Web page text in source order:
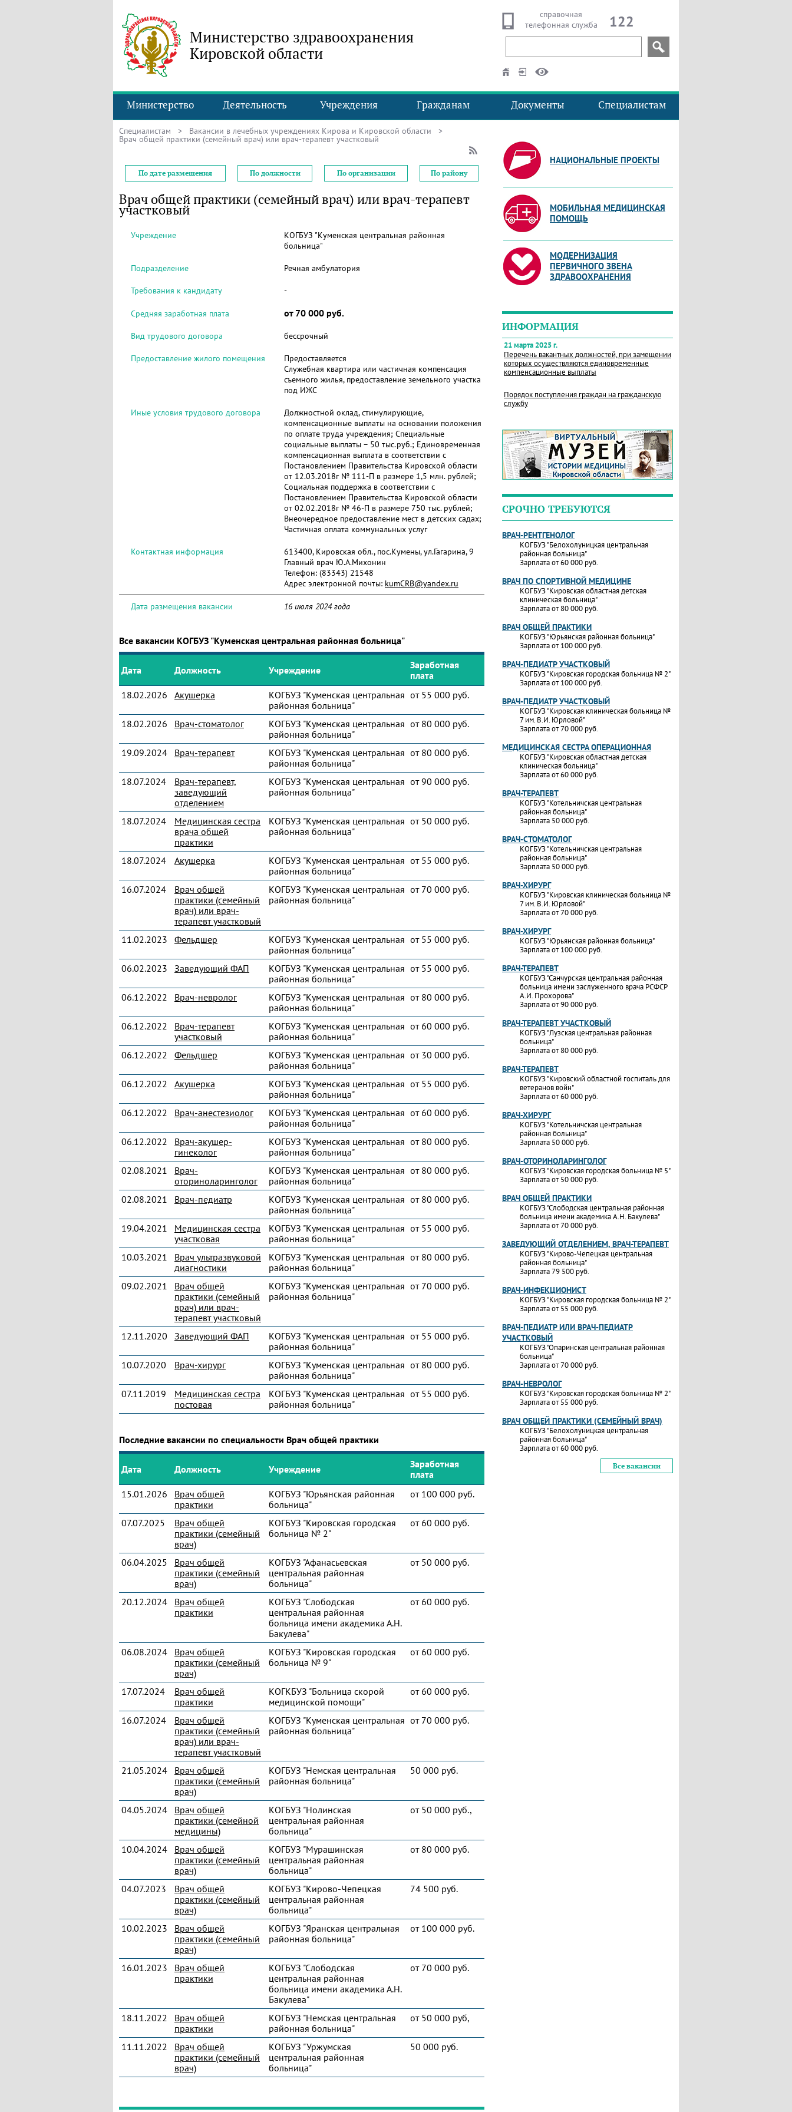
Министерство здравоохранения
Кировской области
справочная
телефонная служба
122
Министерство Деятельность Учреждения Гражданам Документы Специалистам
Специалистам > Вакансии в лечебных учреждениях Кирова и Кировской области >
Врач общей практики (семейный врач) или врач-терапевт участковый
По дате размещения По должности По организации По району
Врач общей практики (семейный врач) или врач-терапевт
участковый
Учреждение
КОГБУЗ "Куменская центральная районная
больница"
Подразделение Речная амбулатория
Требования к кандидату -
Средняя заработная плата от 70 000 руб.
Вид трудового договора бессрочный
Предоставление жилого помещения
Предоставляется
Служебная квартира или частичная компенсация
съемного жилья, предоставление земельного участка
под ИЖС
Иные условия трудового договора
Должностной оклад, стимулирующие,
компенсационные выплаты на основании положения
по оплате труда учреждения; Специальные
социальные выплаты – 50 тыс.руб.; Единовременная
компенсационная выплата в соответствии с
Постановлением Правительства Кировской области
от 12.03.2018г № 111-П в размере 1,5 млн. рублей;
Социальная поддержка в соответствии с
Постановлением Правительства Кировской области
от 02.02.2018г № 46-П в размере 750 тыс. рублей;
Внеочередное предоставление мест в детских садах;
Частичная оплата коммунальных услуг
Контактная информация
613400, Кировская обл., пос.Кумены, ул.Гагарина, 9
Главный врач Ю.А.Михонин
Телефон: (83343) 21548
Адрес электронной почты: kumCRB@yandex.ru
Дата размещения вакансии 16 июля 2024 года
Все вакансии КОГБУЗ "Куменская центральная районная больница"
Дата Должность Учреждение
Заработная
плата
18.02.2026
Акушерка
КОГБУЗ "Куменская центральная
районная больница"
от 55 000 руб.
18.02.2026 Врач-стоматолог
КОГБУЗ "Куменская центральная
районная больница"
от 80 000 руб.
19.09.2024 Врач-терапевт
КОГБУЗ "Куменская центральная
районная больница"
от 80 000 руб.
18.07.2024
Врач-терапевт,
заведующий
отделением
КОГБУЗ "Куменская центральная
районная больница"
от 90 000 руб.
18.07.2024
Медицинская сестра
врача общей
практики
КОГБУЗ "Куменская центральная
районная больница"
от 50 000 руб.
18.07.2024 Акушерка
КОГБУЗ "Куменская центральная
районная больница"
от 55 000 руб.
16.07.2024
Врач общей
практики (семейный
врач) или врач-
терапевт участковый
КОГБУЗ "Куменская центральная
районная больница"
от 70 000 руб.
11.02.2023 Фельдшер
КОГБУЗ "Куменская центральная
районная больница"
от 55 000 руб.
06.02.2023 Заведующий ФАП
КОГБУЗ "Куменская центральная
районная больница"
от 55 000 руб.
06.12.2022 Врач-невролог
КОГБУЗ "Куменская центральная
районная больница"
от 80 000 руб.
06.12.2022
Врач-терапевт
участковый
КОГБУЗ "Куменская центральная
районная больница"
от 60 000 руб.
06.12.2022 Фельдшер
КОГБУЗ "Куменская центральная
районная больница"
от 30 000 руб.
06.12.2022 Акушерка
КОГБУЗ "Куменская центральная
районная больница"
от 55 000 руб.
06.12.2022 Врач-анестезиолог
КОГБУЗ "Куменская центральная
районная больница"
от 60 000 руб.
06.12.2022
Врач-акушер-
гинеколог
КОГБУЗ "Куменская центральная
районная больница"
от 80 000 руб.
02.08.2021
Врач-
оториноларинголог
КОГБУЗ "Куменская центральная
районная больница"
от 80 000 руб.
02.08.2021 Врач-педиатр
КОГБУЗ "Куменская центральная
районная больница"
от 80 000 руб.
19.04.2021
Медицинская сестра
участковая
КОГБУЗ "Куменская центральная
районная больница"
от 55 000 руб.
10.03.2021
Врач ультразвуковой
диагностики
КОГБУЗ "Куменская центральная
районная больница"
от 80 000 руб.
09.02.2021
Врач общей
практики (семейный
врач) или врач-
терапевт участковый
КОГБУЗ "Куменская центральная
районная больница"
от 70 000 руб.
12.11.2020 Заведующий ФАП
КОГБУЗ "Куменская центральная
районная больница"
от 55 000 руб.
10.07.2020 Врач-хирург
КОГБУЗ "Куменская центральная
районная больница"
от 80 000 руб.
07.11.2019
Медицинская сестра
постовая
КОГБУЗ "Куменская центральная
районная больница"
от 55 000 руб.
Последние вакансии по специальности Врач общей практики
Дата Должность Учреждение
Заработная
плата
15.01.2026
Врач общей
практики
КОГБУЗ "Юрьянская районная
больница"
от 100 000 руб.
07.07.2025
Врач общей
практики (семейный
врач)
КОГБУЗ "Кировская городская
больница № 2"
от 60 000 руб.
06.04.2025
Врач общей
практики (семейный
врач)
КОГБУЗ "Афанасьевская
центральная районная
больница"
от 50 000 руб.
20.12.2024
Врач общей
практики
КОГБУЗ "Слободская
центральная районная
больница имени академика А.Н.
Бакулева"
от 60 000 руб.
06.08.2024
Врач общей
практики (семейный
врач)
КОГБУЗ "Кировская городская
больница № 9"
от 60 000 руб.
17.07.2024
Врач общей
практики
КОГКБУЗ "Больница скорой
медицинской помощи"
от 60 000 руб.
16.07.2024
Врач общей
практики (семейный
врач) или врач-
терапевт участковый
КОГБУЗ "Куменская центральная
районная больница"
от 70 000 руб.
21.05.2024
Врач общей
практики (семейный
врач)
КОГБУЗ "Немская центральная
районная больница"
50 000 руб.
04.05.2024
Врач общей
практики (семейной
медицины)
КОГБУЗ "Нолинская
центральная районная
больница"
от 50 000 руб.,
10.04.2024
Врач общей
практики (семейный
врач)
КОГБУЗ "Мурашинская
центральная районная
больница"
от 80 000 руб.
04.07.2023
Врач общей
практики (семейный
врач)
КОГБУЗ "Кирово-Чепецкая
центральная районная
больница"
74 500 руб.
10.02.2023
Врач общей
практики (семейный
врач)
КОГБУЗ "Яранская центральная
районная больница"
от 100 000 руб.
16.01.2023
Врач общей
практики
КОГБУЗ "Слободская
центральная районная
больница имени академика А.Н.
Бакулева"
от 70 000 руб.
18.11.2022
Врач общей
практики
КОГБУЗ "Немская центральная
районная больница"
от 50 000 руб,
11.11.2022
Врач общей
практики (семейный
врач)
КОГБУЗ "Уржумская
центральная районная
больница"
50 000 руб.
НАЦИОНАЛЬНЫЕ ПРОЕКТЫ
МОБИЛЬНАЯ МЕДИЦИНСКАЯ
ПОМОЩЬ
МОДЕРНИЗАЦИЯ
ПЕРВИЧНОГО ЗВЕНА
ЗДРАВООХРАНЕНИЯ
ИНФОРМАЦИЯ
21 марта 2025 г.
Перечень вакантных должностей, при замещении
которых осуществляются единовременные
компенсационные выплаты
Порядок поступления граждан на гражданскую
службу
СРОЧНО ТРЕБУЮТСЯ
ВРАЧ-РЕНТГЕНОЛОГ
КОГБУЗ "Белохолуницкая центральная
районная больница"
Зарплата от 60 000 руб.
ВРАЧ ПО СПОРТИВНОЙ МЕДИЦИНЕ
КОГБУЗ "Кировская областная детская
клиническая больница"
Зарплата от 80 000 руб.
ВРАЧ ОБЩЕЙ ПРАКТИКИ
КОГБУЗ "Юрьянская районная больница"
Зарплата от 100 000 руб.
ВРАЧ-ПЕДИАТР УЧАСТКОВЫЙ
КОГБУЗ "Кировская городская больница № 2"
Зарплата от 100 000 руб.
ВРАЧ-ПЕДИАТР УЧАСТКОВЫЙ
КОГБУЗ "Кировская клиническая больница №
7 им. В.И. Юрловой"
Зарплата от 70 000 руб.
МЕДИЦИНСКАЯ СЕСТРА ОПЕРАЦИОННАЯ
КОГБУЗ "Кировская областная детская
клиническая больница"
Зарплата от 60 000 руб.
ВРАЧ-ТЕРАПЕВТ
КОГБУЗ "Котельничская центральная
районная больница"
Зарплата 50 000 руб.
ВРАЧ-СТОМАТОЛОГ
КОГБУЗ "Котельничская центральная
районная больница"
Зарплата 50 000 руб.
ВРАЧ-ХИРУРГ
КОГБУЗ "Кировская клиническая больница №
7 им. В.И. Юрловой"
Зарплата от 70 000 руб.
ВРАЧ-ХИРУРГ
КОГБУЗ "Юрьянская районная больница"
Зарплата от 100 000 руб.
ВРАЧ-ТЕРАПЕВТ
КОГБУЗ "Санчурская центральная районная
больница имени заслуженного врача РСФСР
А.И. Прохорова"
Зарплата от 90 000 руб.
ВРАЧ-ТЕРАПЕВТ УЧАСТКОВЫЙ
КОГБУЗ "Лузская центральная районная
больница"
Зарплата от 80 000 руб.
ВРАЧ-ТЕРАПЕВТ
КОГБУЗ "Кировский областной госпиталь для
ветеранов войн"
Зарплата от 60 000 руб.
ВРАЧ-ХИРУРГ
КОГБУЗ "Котельничская центральная
районная больница"
Зарплата 50 000 руб.
ВРАЧ-ОТОРИНОЛАРИНГОЛОГ
КОГБУЗ "Кировская городская больница № 5"
Зарплата от 50 000 руб.
ВРАЧ ОБЩЕЙ ПРАКТИКИ
КОГБУЗ "Слободская центральная районная
больница имени академика А.Н. Бакулева"
Зарплата от 70 000 руб.
ЗАВЕДУЮЩИЙ ОТДЕЛЕНИЕМ, ВРАЧ-ТЕРАПЕВТ
КОГБУЗ "Кирово-Чепецкая центральная
районная больница"
Зарплата 79 500 руб.
ВРАЧ-ИНФЕКЦИОНИСТ
КОГБУЗ "Кировская городская больница № 2"
Зарплата от 55 000 руб.
ВРАЧ-ПЕДИАТР ИЛИ ВРАЧ-ПЕДИАТР
УЧАСТКОВЫЙ
КОГБУЗ "Опаринская центральная районная
больница"
Зарплата от 70 000 руб.
ВРАЧ-НЕВРОЛОГ
КОГБУЗ "Кировская городская больница № 2"
Зарплата от 55 000 руб.
ВРАЧ ОБЩЕЙ ПРАКТИКИ (СЕМЕЙНЫЙ ВРАЧ)
КОГБУЗ "Белохолуницкая центральная
районная больница"
Зарплата от 60 000 руб.
Все вакансии